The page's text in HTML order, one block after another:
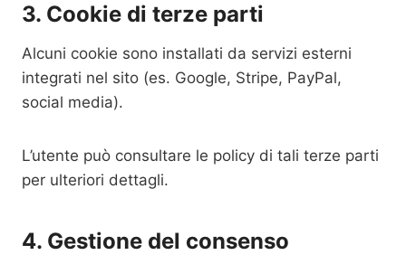
3. Cookie di terze parti
Alcuni cookie sono installati da servizi esterni
integrati nel sito (es. Google, Stripe, PayPal,
social media).
L’utente può consultare le policy di tali terze parti
per ulteriori dettagli.
4. Gestione del consenso